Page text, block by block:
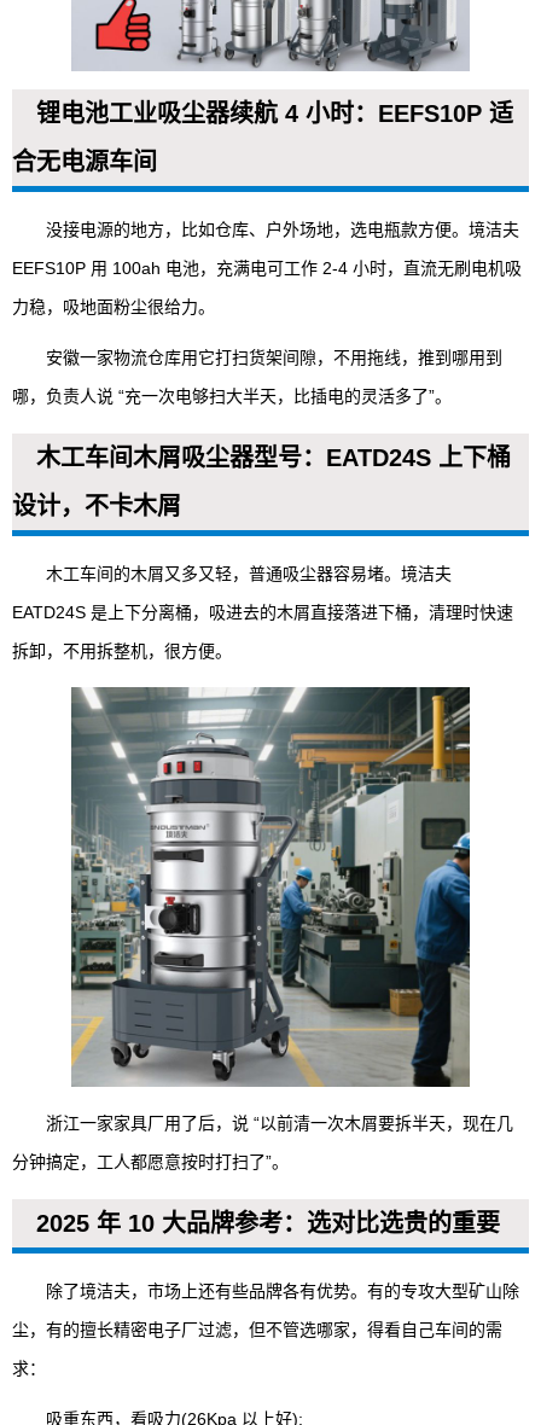
锂电池工业吸尘器续航 4 小时：EEFS10P 适
合无电源车间
没接电源的地方，比如仓库、户外场地，选电瓶款方便。境洁夫
EEFS10P 用 100ah 电池，充满电可工作 2-4 小时，直流无刷电机吸
力稳，吸地面粉尘很给力。
安徽一家物流仓库用它打扫货架间隙，不用拖线，推到哪用到
哪，负责人说 “充一次电够扫大半天，比插电的灵活多了”。
木工车间木屑吸尘器型号：EATD24S 上下桶
设计，不卡木屑
木工车间的木屑又多又轻，普通吸尘器容易堵。境洁夫
EATD24S 是上下分离桶，吸进去的木屑直接落进下桶，清理时快速
拆卸，不用拆整机，很方便。
浙江一家家具厂用了后，说 “以前清一次木屑要拆半天，现在几
分钟搞定，工人都愿意按时打扫了”。
2025 年 10 大品牌参考：选对比选贵的重要
除了境洁夫，市场上还有些品牌各有优势。有的专攻大型矿山除
尘，有的擅长精密电子厂过滤，但不管选哪家，得看自己车间的需
求：
吸重东西，看吸力(26Kpa 以上好);